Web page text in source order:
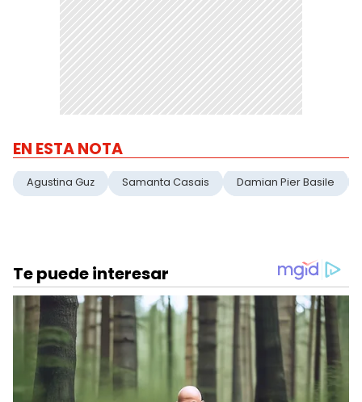
EN ESTA NOTA
Agustina Guz Samanta Casais Damian Pier Basile